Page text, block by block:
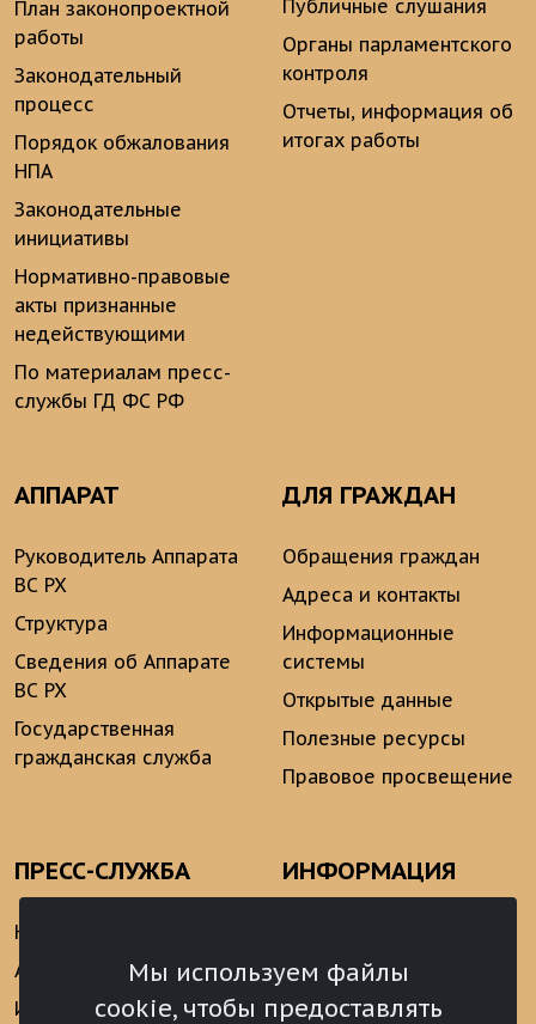
Мы используем файлы
cookie, чтобы предоставлять
План законопроектной
работы
Законодательный
процесс
Порядок обжалования
НПА
Законодательные
инициативы
Нормативно-правовые
акты признанные
недействующими
По материалам пресс-
службы ГД ФС РФ
Публичные слушания
Органы парламентского
контроля
Отчеты, информация об
итогах работы
АППАРАТ
Руководитель Аппарата
ВС РХ
Структура
Сведения об Аппарате
ВС РХ
Государственная
гражданская служба
ДЛЯ ГРАЖДАН
Обращения граждан
Адреса и контакты
Информационные
системы
Открытые данные
Полезные ресурсы
Правовое просвещение
ПРЕСС-СЛУЖБА
Новости
Анонсы
Интервью
ИНФОРМАЦИЯ
аналитические
материалы